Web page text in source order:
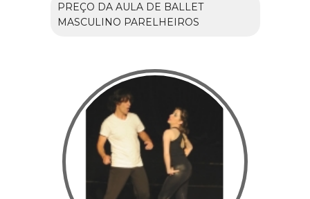
PREÇO DA AULA DE BALLET
MASCULINO PARELHEIROS